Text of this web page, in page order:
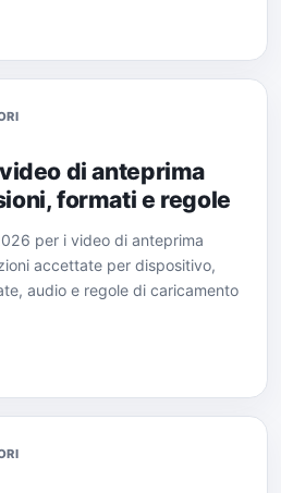
di anteprima
formati e regole
per i video di anteprima
accettate per dispositivo,
audio e regole di caricamento